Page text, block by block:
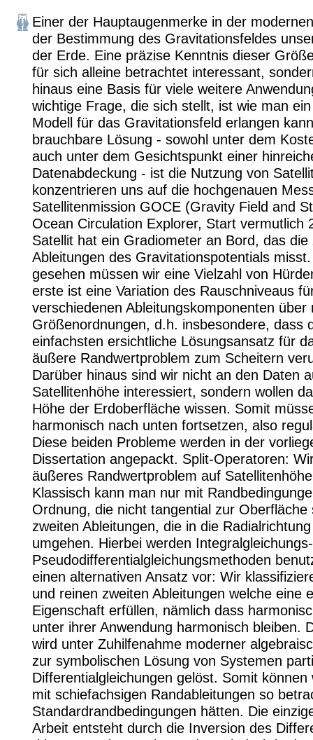
Einer der Hauptaugenmerke in der
der Bestimmung des Gravitationsfeldes
der Erde. Eine präzise Kenntnis dieser
für sich alleine betrachtet interessant,
hinaus eine Basis für viele weitere
wichtige Frage, die sich stellt, ist wie man
Modell für das Gravitationsfeld erlangen
brauchbare Lösung - sowohl unter dem
auch unter dem Gesichtspunkt einer
Datenabdeckung - ist die Nutzung von
konzentrieren uns auf die hochgenauen
Satellitenmission GOCE (Gravity Field and
Ocean Circulation Explorer, Start vermutlich
Satellit hat ein Gradiometer an Bord, das die
Ableitungen des Gravitationspotentials
gesehen müssen wir eine Vielzahl von
erste ist eine Variation des Rauschniveaus
verschiedenen Ableitungskomponenten über
Größenordnungen, d.h. insbesondere, dass
einfachsten ersichtliche Lösungsansatz für
äußere Randwertproblem zum Scheitern
Darüber hinaus sind wir nicht an den Daten
Satellitenhöhe interessiert, sondern wollen
Höhe der Erdoberfläche wissen. Somit
harmonisch nach unten fortsetzen, also
Diese beiden Probleme werden in der
Dissertation angepackt. Split-Operatoren:
äußeres Randwertproblem auf
Klassisch kann man nur mit
Ordnung, die nicht tangential zur Oberfläche
zweiten Ableitungen, die in die
umgehen. Hierbei werden
Pseudodifferentialgleichungsmethoden
einen alternativen Ansatz vor: Wir
und reinen zweiten Ableitungen welche eine
Eigenschaft erfüllen, nämlich dass
unter ihrer Anwendung harmonisch bleiben.
wird unter Zuhilfenahme moderner
zur symbolischen Lösung von Systemen
Differentialgleichungen gelöst. Somit können
mit schiefachsigen Randableitungen so
Standardrandbedingungen hätten. Die
Arbeit entsteht durch die Inversion des